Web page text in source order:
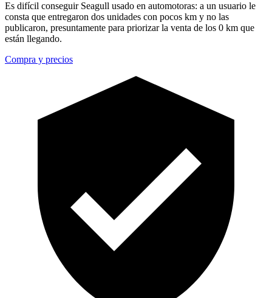
Es difícil conseguir Seagull usado en automotoras: a un usuario le
consta que entregaron dos unidades con pocos km y no las
publicaron, presuntamente para priorizar la venta de los 0 km que
están llegando.
Compra y precios